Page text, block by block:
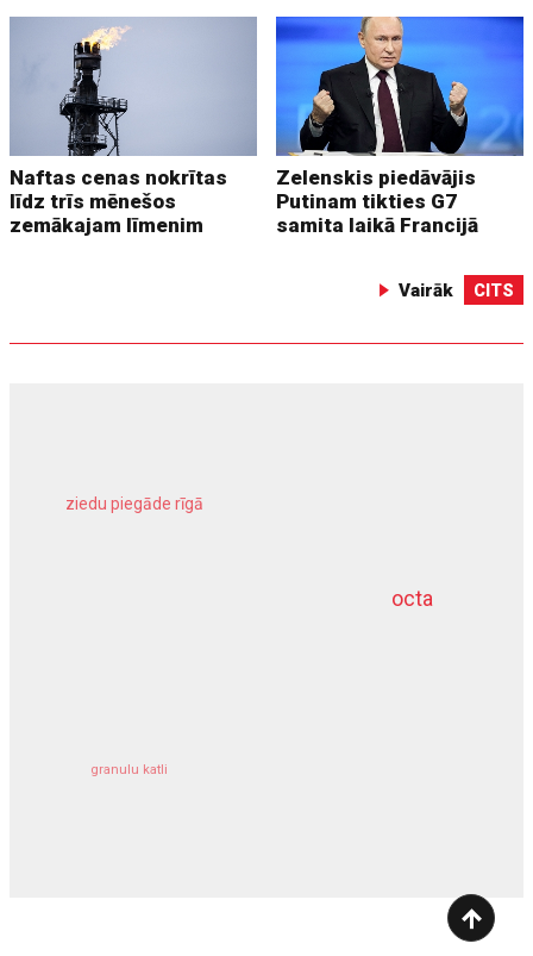
Naftas cenas nokrītas
līdz trīs mēnešos
zemākajam līmenim
Zelenskis piedāvājis
Putinam tikties G7
samita laikā Francijā
Vairāk CITS
octa
ziedu piegāde rīgā
granulu katli
dziļurbums